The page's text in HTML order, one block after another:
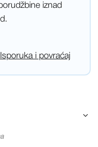
iznad
Isporuka i povraćaj